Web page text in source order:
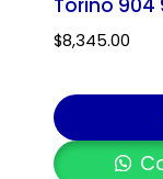
Torino 904
$8,345.00